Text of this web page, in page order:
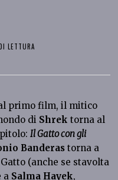
LETTURA
primo film, il mitico
di Shrek torna al
Il Gatto con gli
Banderas torna a
(anche se stavolta
a Salma Hayek,